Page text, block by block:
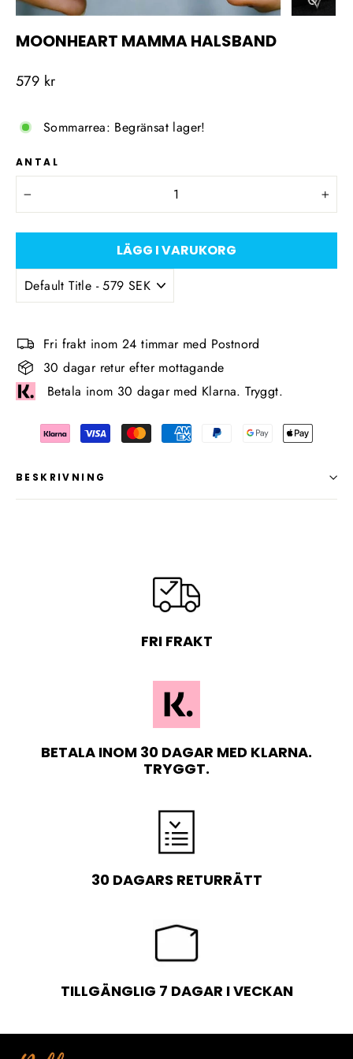
MOONHEART MAMMA HALSBAND
Ordinarie
579 kr
Sommarrea: Begränsat lager!
ANTAL
+
LÄGG I VARUKORG
Fri frakt inom 24 timmar med Postnord
30 dagar retur efter mottagande
Betala inom 30 dagar med Klarna. Tryggt.
BESKRIVNING
FRI FRAKT
BETALA INOM 30 DAGAR MED KLARNA.
TRYGGT.
30 DAGARS RETURRÄTT
TILLGÄNGLIG 7 DAGAR I VECKAN